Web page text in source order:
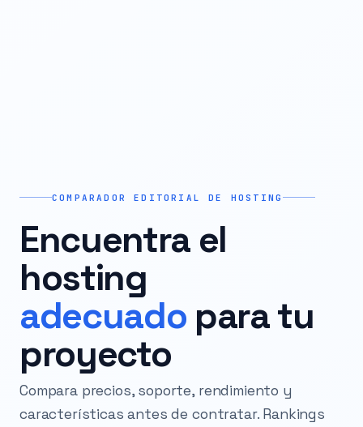
COMPARADOR EDITORIAL DE HOSTING
Encuentra el
hosting
adecuado para tu
proyecto
Compara precios, soporte, rendimiento y
características antes de contratar. Rankings